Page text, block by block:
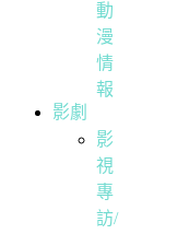
動
漫
情
報
影劇
影
視
專
訪/